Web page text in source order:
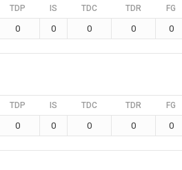
TDP IS TDC TDR FG
0 0 0 0 0
TDP IS TDC TDR FG
0 0 0 0 0